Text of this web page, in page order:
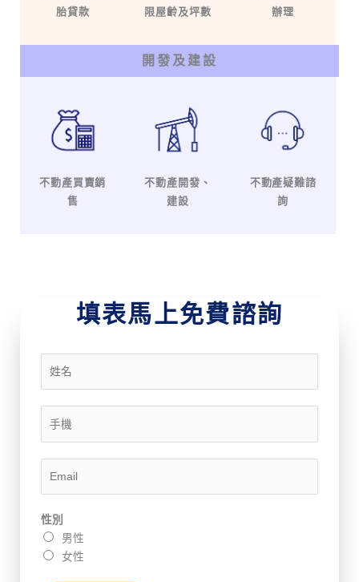
胎貸款
限屋齡及坪數
辦理
開發及建設
不動產買賣銷
售
不動產開發、
建設
不動產疑難諮
詢
填表馬上免費諮詢
名
i
*
性別
男性
女性